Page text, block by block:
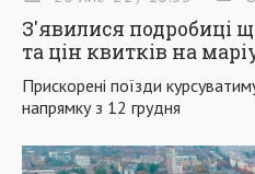
З'явилися подробиці
та цін квитків на
Прискорені поїзди
напрямку з 12 грудня